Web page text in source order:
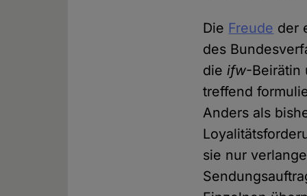
Die Freude der
des
dieifw-Beirätin
treffend
Anders als
sie nur